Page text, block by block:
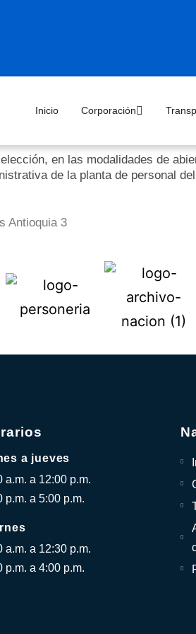
Inicio Corporación
en las modalidades de
de la planta de personal
Antioquia 3
a jueves
a.m. a 12:00 p.m.
p.m. a 5:00 p.m.
a.m. a 12:30 p.m.
p.m. a 4:00 p.m.